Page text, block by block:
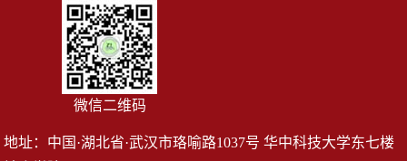
微信二维码
地址：中国·湖北省·武汉市珞喻路1037号 华中科技大学东七楼